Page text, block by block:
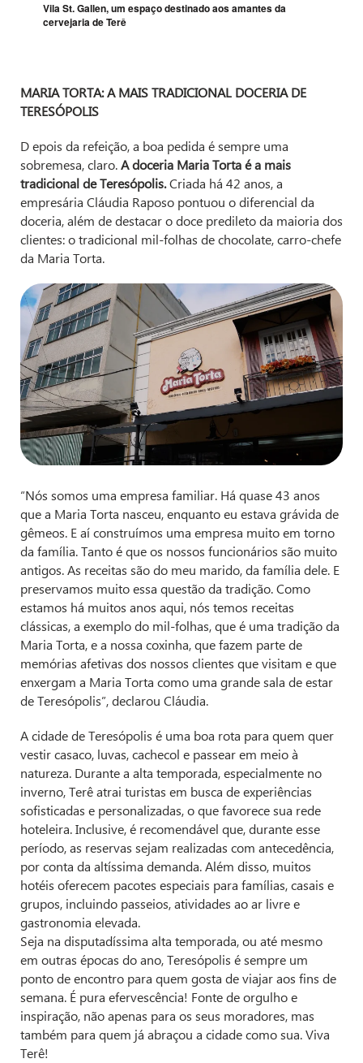
Vila St. Gallen, um espaço destinado aos amantes da
cervejaria de Terê
MARIA TORTA: A MAIS TRADICIONAL DOCERIA DE
TERESÓPOLIS
D epois da refeição, a boa pedida é sempre uma
sobremesa, claro.A doceria Maria Torta é a mais
tradicional de Teresópolis.Criada há 42 anos, a
empresária Cláudia Raposo pontuou o diferencial da
doceria, além de destacar o doce predileto da maioria dos
clientes: o tradicional mil-folhas de chocolate, carro-chefe
da Maria Torta.
“Nós somos uma empresa familiar. Há quase 43 anos
que a Maria Torta nasceu, enquanto eu estava grávida de
gêmeos. E aí construímos uma empresa muito em torno
da família. Tanto é que os nossos funcionários são muito
antigos. As receitas são do meu marido, da família dele. E
preservamos muito essa questão da tradição. Como
estamos há muitos anos aqui, nós temos receitas
clássicas, a exemplo do mil-folhas, que é uma tradição da
Maria Torta, e a nossa coxinha, que fazem parte de
memórias afetivas dos nossos clientes que visitam e que
enxergam a Maria Torta como uma grande sala de estar
de Teresópolis”, declarou Cláudia.
A cidade de Teresópolis é uma boa rota para quem quer
vestir casaco, luvas, cachecol e passear em meio à
natureza. Durante a alta temporada, especialmente no
inverno, Terê atrai turistas em busca de experiências
sofisticadas e personalizadas, o que favorece sua rede
hoteleira. Inclusive, é recomendável que, durante esse
período, as reservas sejam realizadas com antecedência,
por conta da altíssima demanda. Além disso, muitos
hotéis oferecem pacotes especiais para famílias, casais e
grupos, incluindo passeios, atividades ao ar livre e
gastronomia elevada.
Seja na disputadíssima alta temporada, ou até mesmo
em outras épocas do ano, Teresópolis é sempre um
ponto de encontro para quem gosta de viajar aos fins de
semana. É pura efervescência! Fonte de orgulho e
inspiração, não apenas para os seus moradores, mas
também para quem já abraçou a cidade como sua. Viva
Terê!